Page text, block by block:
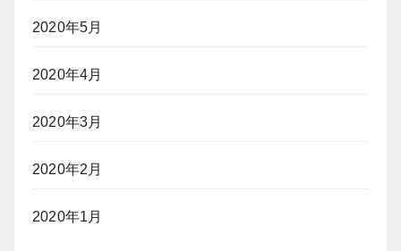
2020年5月
2020年4月
2020年3月
2020年2月
2020年1月